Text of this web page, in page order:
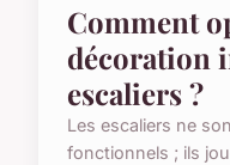
Comment
décoration
escaliers ?
Les escaliers ne
fonctionnels ; ils